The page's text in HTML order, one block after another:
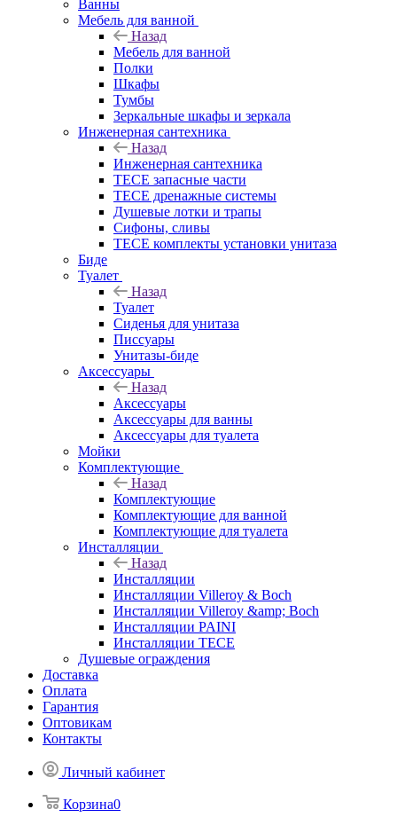
Ванны
Мебель для ванной
Назад
Мебель для ванной
Полки
Шкафы
Тумбы
Зеркальные шкафы и зеркала
Инженерная сантехника
Назад
Инженерная сантехника
TECE запасные части
TECE дренажные системы
Душевые лотки и трапы
Сифоны, сливы
TECE комплекты установки унитаза
Биде
Туалет
Назад
Туалет
Сиденья для унитаза
Писсуары
Унитазы-биде
Аксессуары
Назад
Аксессуары
Аксессуары для ванны
Аксессуары для туалета
Мойки
Комплектующие
Назад
Комплектующие
Комплектующие для ванной
Комплектующие для туалета
Инсталляции
Назад
Инсталляции
Инсталляции Villeroy & Boch
Инсталляции Villeroy &amp; Boch
Инсталляции PAINI
Инсталляции TECE
Душевые ограждения
Доставка
Оплата
Гарантия
Оптовикам
Контакты
Личный кабинет
Корзина0